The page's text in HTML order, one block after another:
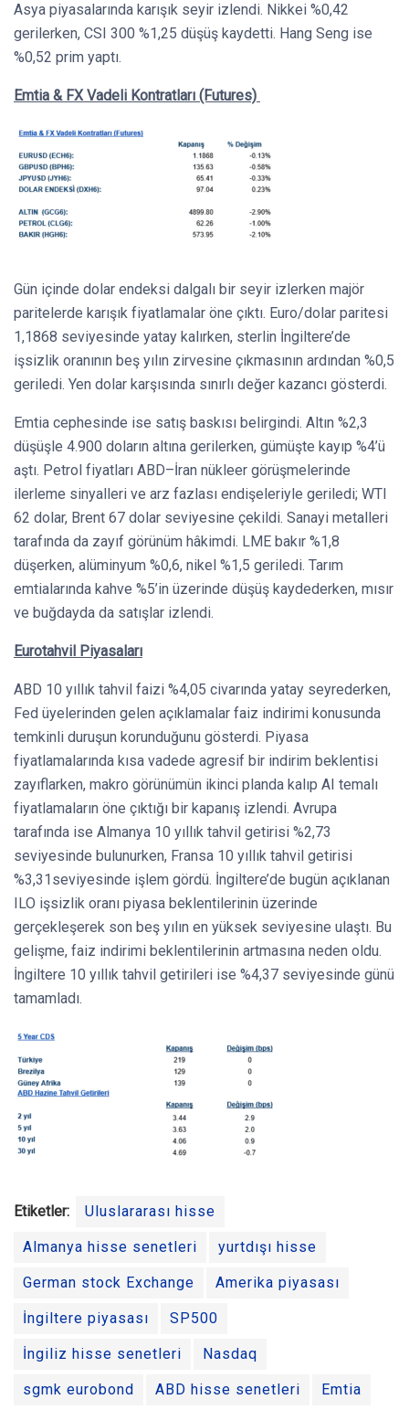
Asya piyasalarında karışık seyir izlendi. Nikkei %0,42
gerilerken, CSI 300 %1,25 düşüş kaydetti. Hang Seng ise
%0,52 prim yaptı.
Emtia & FX Vadeli Kontratları (Futures)
Gün içinde dolar endeksi dalgalı bir seyir izlerken majör
paritelerde karışık fiyatlamalar öne çıktı. Euro/dolar paritesi
1,1868 seviyesinde yatay kalırken, sterlin İngiltere’de
işsizlik oranının beş yılın zirvesine çıkmasının ardından %0,5
geriledi. Yen dolar karşısında sınırlı değer kazancı gösterdi.
Emtia cephesinde ise satış baskısı belirgindi. Altın %2,3
düşüşle 4.900 doların altına gerilerken, gümüşte kayıp %4’ü
aştı. Petrol fiyatları ABD–İran nükleer görüşmelerinde
ilerleme sinyalleri ve arz fazlası endişeleriyle geriledi; WTI
62 dolar, Brent 67 dolar seviyesine çekildi. Sanayi metalleri
tarafında da zayıf görünüm hâkimdi. LME bakır %1,8
düşerken, alüminyum %0,6, nikel %1,5 geriledi. Tarım
emtialarında kahve %5’in üzerinde düşüş kaydederken, mısır
ve buğdayda da satışlar izlendi.
Eurotahvil Piyasaları
ABD 10 yıllık tahvil faizi %4,05 civarında yatay seyrederken,
Fed üyelerinden gelen açıklamalar faiz indirimi konusunda
temkinli duruşun korunduğunu gösterdi. Piyasa
fiyatlamalarında kısa vadede agresif bir indirim beklentisi
zayıflarken, makro görünümün ikinci planda kalıp AI temalı
fiyatlamaların öne çıktığı bir kapanış izlendi. Avrupa
tarafında ise Almanya 10 yıllık tahvil getirisi %2,73
seviyesinde bulunurken, Fransa 10 yıllık tahvil getirisi
%3,31seviyesinde işlem gördü. İngiltere’de bugün açıklanan
ILO işsizlik oranı piyasa beklentilerinin üzerinde
gerçekleşerek son beş yılın en yüksek seviyesine ulaştı. Bu
gelişme, faiz indirimi beklentilerinin artmasına neden oldu.
İngiltere 10 yıllık tahvil getirileri ise %4,37 seviyesinde günü
tamamladı.
Etiketler: Uluslararası hisse
Almanya hisse senetleri yurtdışı hisse
German stock Exchange Amerika piyasası
İngiltere piyasası SP500
İngiliz hisse senetleri Nasdaq
sgmk eurobond ABD hisse senetleri Emtia